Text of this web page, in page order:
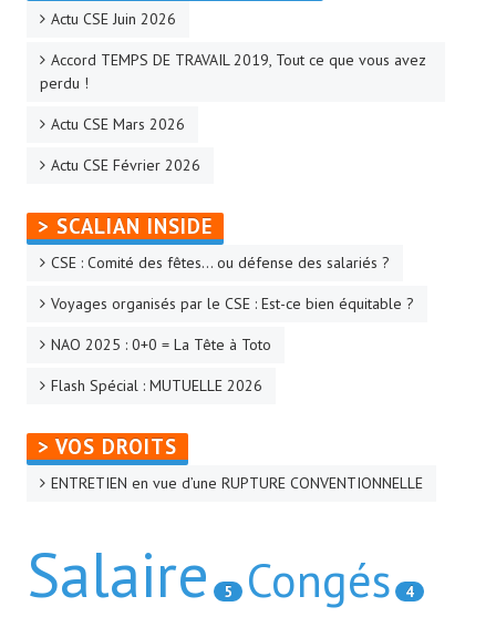
Recherche avancée
NEWSLET'IN
S'inscrire à la Newletter Linkedin
Liens CFTC
Formulaire de contact
- Via l'Intranet SCALIAN
Actu CSE Juin 2026
Accord TEMPS DE TRAVAIL 2019, Tout ce que vous avez
perdu !
Actu CSE Mars 2026
Actu CSE Février 2026
> SCALIAN INSIDE
CSE : Comité des fêtes… ou défense des salariés ?
Voyages organisés par le CSE : Est-ce bien équitable ?
NAO 2025 : 0+0 = La Tête à Toto
Flash Spécial : MUTUELLE 2026
> VOS DROITS
ENTRETIEN en vue d’une RUPTURE CONVENTIONNELLE
Salaire 5 Congés 4